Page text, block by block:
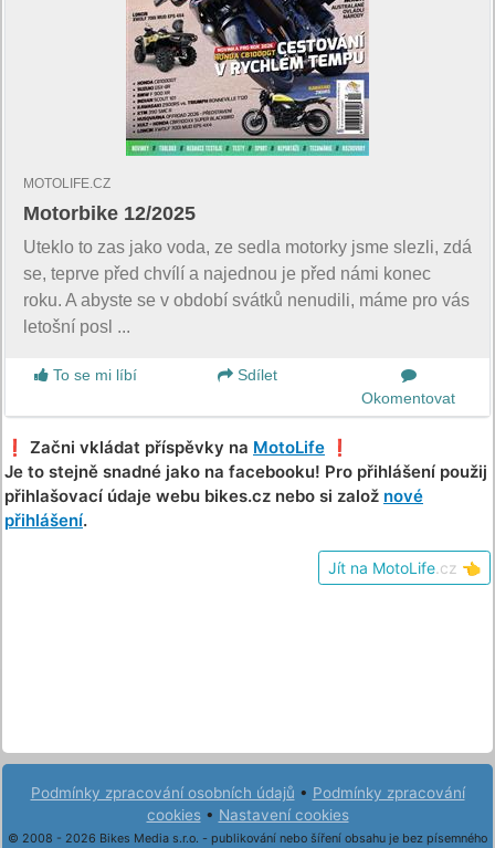
MOTOLIFE.CZ
Motorbike 12/2025
Uteklo to zas jako voda, ze sedla motorky jsme slezli, zdá
se, teprve před chvílí a najednou je před námi konec
roku. A abyste se v období svátků nenudili, máme pro vás
letošní posl ...
To se mi líbí
Sdílet
Okomentovat
❗️ Začni vkládat příspěvky na MotoLife ❗️
Je to stejně snadné jako na facebooku! Pro přihlášení použij
přihlašovací údaje webu bikes.cz nebo si založ nové
přihlášení.
Jít na MotoLife .cz 👈
Podmínky zpracování osobních údajů • Podmínky zpracování
cookies• Nastavení cookies
© 2008 - 2026 Bikes Media s.r.o. - publikování nebo šíření obsahu je bez písemného